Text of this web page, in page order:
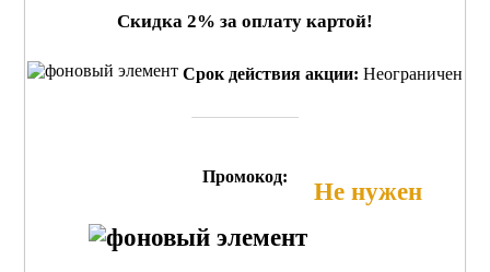
Скидка 2% за оплату картой!
Срок действия акции: Неограничен
Промокод:
Не нужен